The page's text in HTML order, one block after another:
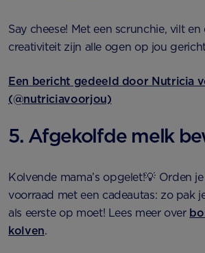
Say cheese! Met een scrunchie, vilt en
creativiteit zijn alle ogen op jou
Een bericht gedeeld door Nutricia
(@nutriciavoorjou)
5. Afgekolfde melk
Kolvende mama’s opgelet!💡 Orden
voorraad met een cadeautas: zo pak
als eerste op moet! Lees meer over
kolven.